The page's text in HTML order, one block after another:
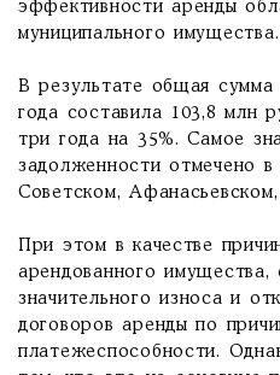
эффективности аренды
муниципального
В результате общая сумма
года составила 103,8 млн
три года на 35%. Самое
задолженности отмечено
Советском,
При этом в качестве
арендованного имущества,
значительного износа и
договоров аренды по
платежеспособности.